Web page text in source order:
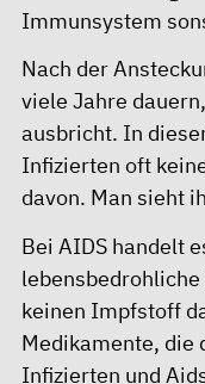
Immunsystem
Nach der
viele Jahre
ausbricht. In
Infizierten oft
davon. Man sieht
Bei AIDS handelt
keinen Impfstoff
Medikamente, die
Infizierten und